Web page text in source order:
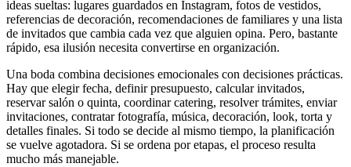
ideas sueltas: lugares guardados en Instagram, fotos de vestidos,
referencias de decoración, recomendaciones de familiares y una lista
de invitados que cambia cada vez que alguien opina. Pero, bastante
rápido, esa ilusión necesita convertirse en organización.
Una boda combina decisiones emocionales con decisiones prácticas.
Hay que elegir fecha, definir presupuesto, calcular invitados,
reservar salón o quinta, coordinar catering, resolver trámites, enviar
invitaciones, contratar fotografía, música, decoración, look, torta y
detalles finales. Si todo se decide al mismo tiempo, la planificación
se vuelve agotadora. Si se ordena por etapas, el proceso resulta
mucho más manejable.